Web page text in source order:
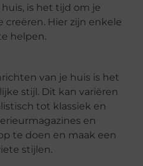
is het tijd om je
Hier zijn enkele
helpen.
van je huis is het
stijl. Dit kan variëren
tot klassiek en
en
te doen en maak een
stijlen.